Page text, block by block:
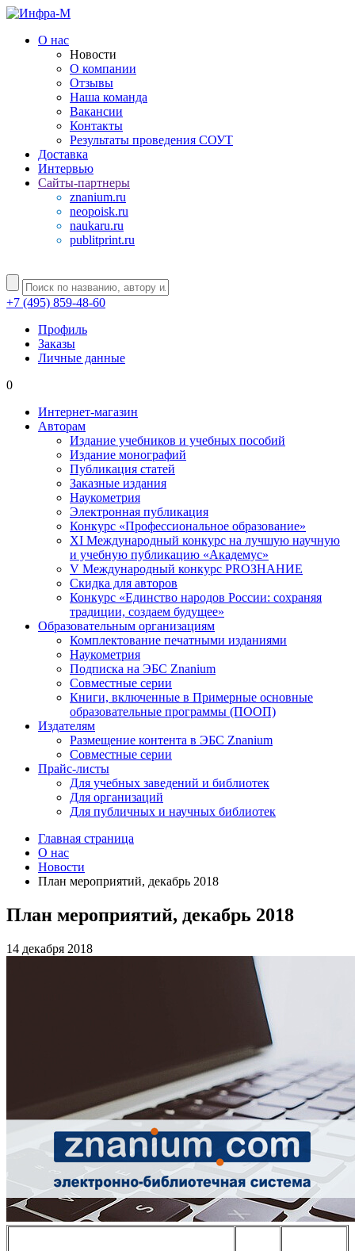
О нас
Новости
О компании
Отзывы
Наша команда
Вакансии
Контакты
Результаты проведения СОУТ
Доставка
Интервью
Сайты-партнеры
znanium.ru
neopoisk.ru
naukaru.ru
publitprint.ru
+7 (495) 859-48-60
Профиль
Заказы
Личные данные
0
Интернет-магазин
Авторам
Издание учебников и учебных пособий
Издание монографий
Публикация статей
Заказные издания
Наукометрия
Электронная публикация
Конкурс «Профессиональное образование»
XI Международный конкурс на лучшую научную
и учебную публикацию «Академус»
V Международный конкурс PROЗНАНИЕ
Скидка для авторов
Конкурс «Единство народов России: сохраняя
традиции, создаем будущее»
Образовательным организациям
Комплектование печатными изданиями
Наукометрия
Подписка на ЭБС Znanium
Совместные серии
Книги, включенные в Примерные основные
образовательные программы (ПООП)
Издателям
Размещение контента в ЭБС Znanium
Совместные серии
Прайс-листы
Для учебных заведений и библиотек
Для организаций
Для публичных и научных библиотек
Главная страница
О нас
Новости
План мероприятий, декабрь 2018
План мероприятий, декабрь 2018
14 декабря 2018